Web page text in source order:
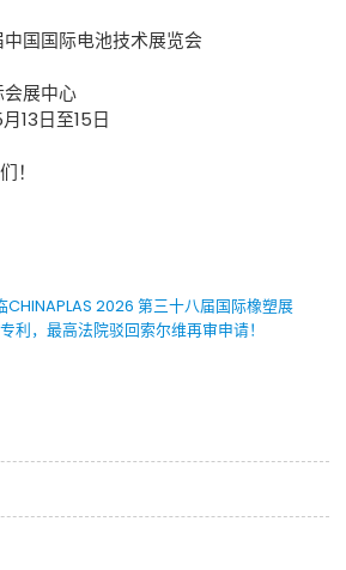
国国际电池技术展览会
展中心
13日至15日
！
CHINAPLAS 2026 第三十八届国际橡塑展
利，最高法院驳回索尔维再审申请！